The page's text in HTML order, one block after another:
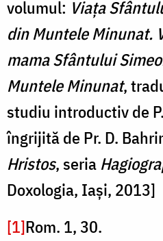
volumul: Viața
din Muntele Minunat.
mama Sfântului
Muntele Minunat,
studiu introductiv de
îngrijită de Pr. D.
Hristos, seria
Doxologia, Iași, 2013]
[1]Rom. 1, 30.